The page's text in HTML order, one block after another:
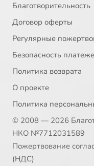
Благотворительность
Договор оферты
Регулярные
Безопасность
Политика возврата
О проекте
Политика
© 2008 — 2026
НКО №7712031589
Пожертвование
(НДС)